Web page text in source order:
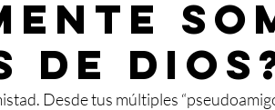
de
Desde tus múltiples